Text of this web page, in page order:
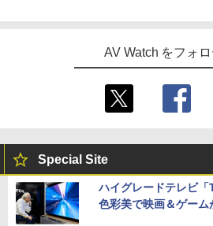
AV Watch をフォ
Special Site
ハイグレードテレビ
色彩美で映画＆ゲーム